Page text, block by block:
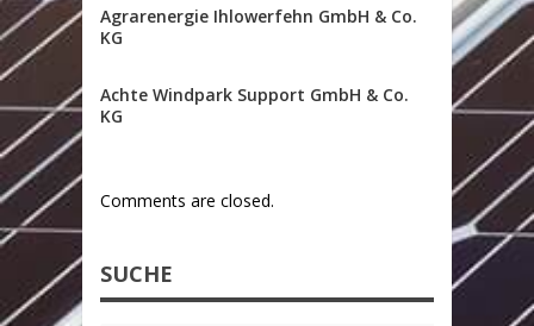
Agrarenergie Ihlowerfehn GmbH & Co.
KG
Achte Windpark Support GmbH & Co.
KG
Comments are closed.
SUCHE